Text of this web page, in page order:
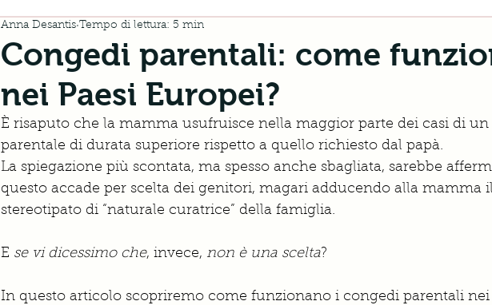
Congedi parentali: come
nei Paesi Europei?
Anna Desantis Tempo di lettura: 5 min
È risaputo che la mamma usufruisce nella maggior parte dei casi di
parentale di durata superiore rispetto a quello richiesto dal papà.
La spiegazione più scontata, ma spesso anche sbagliata, sarebbe
questo accade per scelta dei genitori, magari adducendo alla mamma
stereotipato di “naturale curatrice” della famiglia.
E se vi dicessimo che, invece, non è una scelta?
In questo articolo scopriremo come funzionano i congedi parentali nei